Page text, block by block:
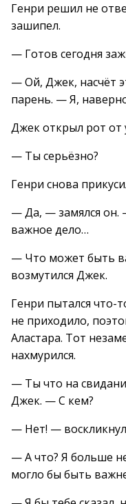
Генри решил не
зашипел.
— Готов сегодня
— Ой, Джек, насчёт
парень. — Я,
Джек открыл рот от
— Ты серьёзно?
Генри снова
— Да, — замялся он.
важное дело…
— Что может быть
возмутился Джек.
Генри пытался что-
не приходило,
Аластара. Тот
нахмурился.
— Ты что на
Джек. — С кем?
— Нет! —
— А что? Я больше
могло бы быть